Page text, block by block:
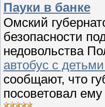
Пауки в банке
Омский
безопасности
недовольства
автобус с
сообщают, что
посоветовал